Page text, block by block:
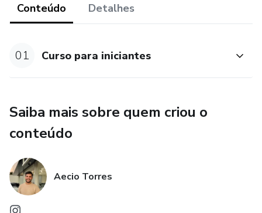
⸻
Para você que:
onde começar
* Quer uma nova habilidade ou uma nova fonte de renda
Conteúdo Detalhes
01 Curso para iniciantes
Saiba mais sobre quem criou o
conteúdo
Aecio Torres